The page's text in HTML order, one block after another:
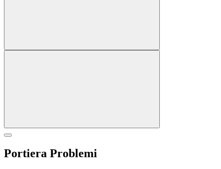
Portiera Problemi